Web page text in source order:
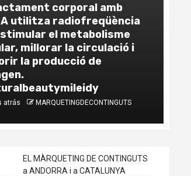
corporal amb
utilitza radiofreqüència
el metabolisme
millorar la circulació i
la producció de
atrás MARQUETINGDECONTINGUTS
EL MÀRQUETING DE CONTINGUTS
a ANDORRA i a CATALUNYA